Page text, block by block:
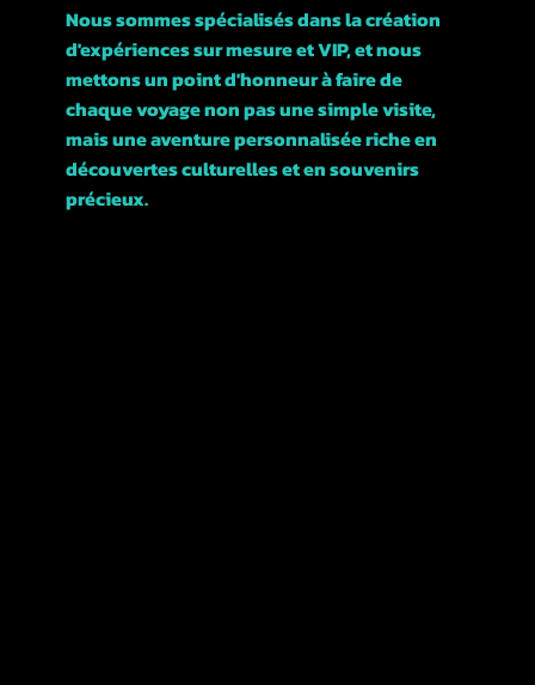
Nous sommes spécialisés dans la création
d'expériences sur mesure et VIP, et nous
mettons un point d'honneur à faire de
chaque voyage non pas une simple visite,
mais une aventure personnalisée riche en
découvertes culturelles et en souvenirs
précieux.